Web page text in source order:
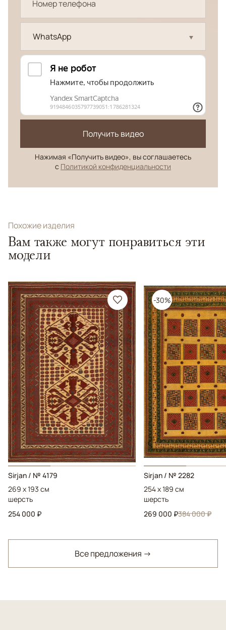
WhatsApp
Получить видео
Нажимая «Получить видео», вы соглашаетесь
с Политикой конфиденциальности
Похожие изделия
Вам также могут понравиться эти
модели
Sirjan / № 4179
269 x 193 см
шерсть
254 000 ₽
-30%
Sirjan / № 2282
254 x 189 см
шерсть
269 000 ₽384 000 ₽
Все предложения →